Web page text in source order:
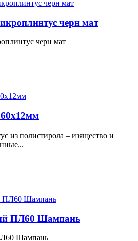
черн мат
черн мат
из полистирола – изящество и
ПЛ60 Шампань
Шампань